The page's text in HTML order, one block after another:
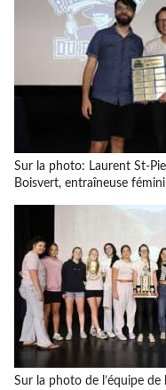
Sur la photo: Laurent St-
Boisvert, entraîneuse
Sur la photo de l’équipe de